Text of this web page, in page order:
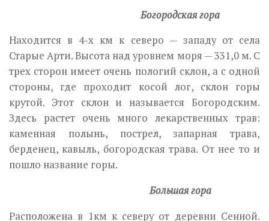
Богородская гора
Находится в 4-х км к северо — западу от села
Старые Арти. Высота над уровнем моря — 331,0 м. С
трех сторон имеет очень пологий склон, а с одной
стороны, где проходит косой лог, склон горы
крутой. Этот склон и называется Богородским.
Здесь растет очень много лекарственных трав:
каменная полынь, пострел, запарная трава,
берденец, кавыль, богородская трава. От нее то и
пошло название горы.
Большая гора
Расположена в 1км к северу от деревни Сенной.